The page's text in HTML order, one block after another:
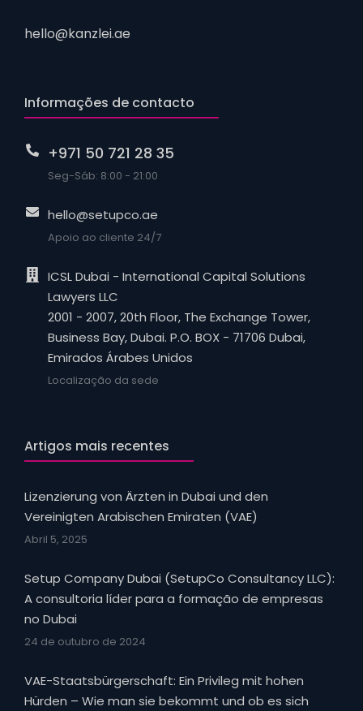
hello@kanzlei.ae
Informações de contacto
+971 50 721 28 35
Seg-Sáb: 8:00 - 21:00
hello@setupco.ae
Apoio ao cliente 24/7
ICSL Dubai - International Capital Solutions
Lawyers LLC
2001 - 2007, 20th Floor, The Exchange Tower,
Business Bay, Dubai. P.O. BOX - 71706 Dubai,
Emirados Árabes Unidos
Localização da sede
Artigos mais recentes
Lizenzierung von Ärzten in Dubai und den
Vereinigten Arabischen Emiraten (VAE)
Abril 5, 2025
Setup Company Dubai (SetupCo Consultancy LLC):
A consultoria líder para a formação de empresas
no Dubai
24 de outubro de 2024
VAE-Staatsbürgerschaft: Ein Privileg mit hohen
Hürden – Wie man sie bekommt und ob es sich